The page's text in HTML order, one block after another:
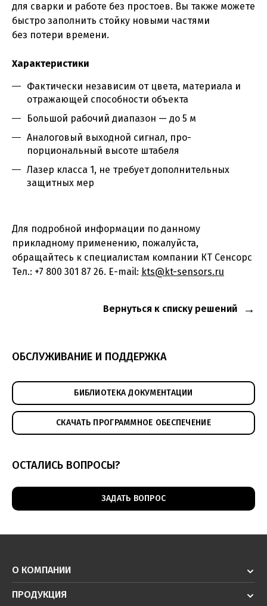
для сварки и работе без простоев. Вы также можете
быстро заполнить стойку новыми частями
без потери времени.
Характеристики
Фактически независим от цвета, материала и
отражающей способности объекта
Большой рабочий диапазон — до 5 м
Аналоговый выходной сигнал, про-
порциональный высоте штабеля
Лазер класса 1, не требует дополнительных
защитных мер
Для подробной информации по данному
прикладному применению, пожалуйста,
обращайтесь к специалистам компании КТ Сенсорс
Тел.: +7 800 301 87 26. E-mail: kts@kt-sensors.ru
Вернуться к списку решений
ОБСЛУЖИВАНИЕ И ПОДДЕРЖКА
БИБЛИОТЕКА ДОКУМЕНТАЦИИ
СКАЧАТЬ ПРОГРАММНОЕ ОБЕСПЕЧЕНИЕ
ОСТАЛИСЬ ВОПРОСЫ?
ЗАДАТЬ ВОПРОС
О КОМПАНИИ
ПРОДУКЦИЯ